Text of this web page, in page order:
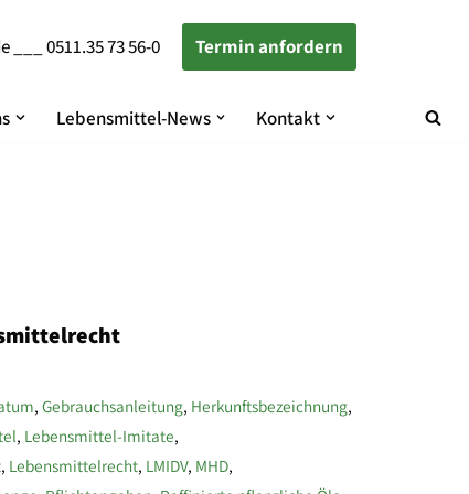
0511.35 73 56-0 Termin anfordern
Lebensmittel-News Kontakt
, Gebrauchsanleitung, Herkunftsbezeichnung,
, Lebensmittel-Imitate,
, Lebensmittelrecht, LMIDV, MHD,